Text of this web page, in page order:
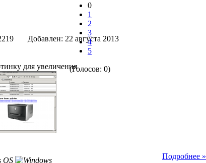
0
1
2
3
4
5
(Голосов: 0)
2219
Добавлен: 22 августа 2013
для увеличения
Подробнее »